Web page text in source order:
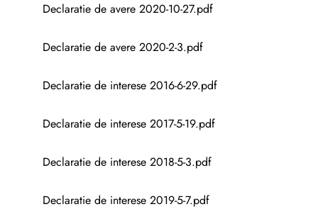
Declaratie de avere 2020-10-27.pdf
Declaratie de avere 2020-2-3.pdf
Declaratie de interese 2016-6-29.pdf
Declaratie de interese 2017-5-19.pdf
Declaratie de interese 2018-5-3.pdf
Declaratie de interese 2019-5-7.pdf